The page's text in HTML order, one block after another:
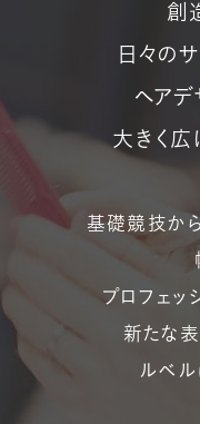
ヘアコラム
SALON LIST
創
日々の
ヘア
大きく広
基礎競技か
プロフェッ
新たな表
ルベル